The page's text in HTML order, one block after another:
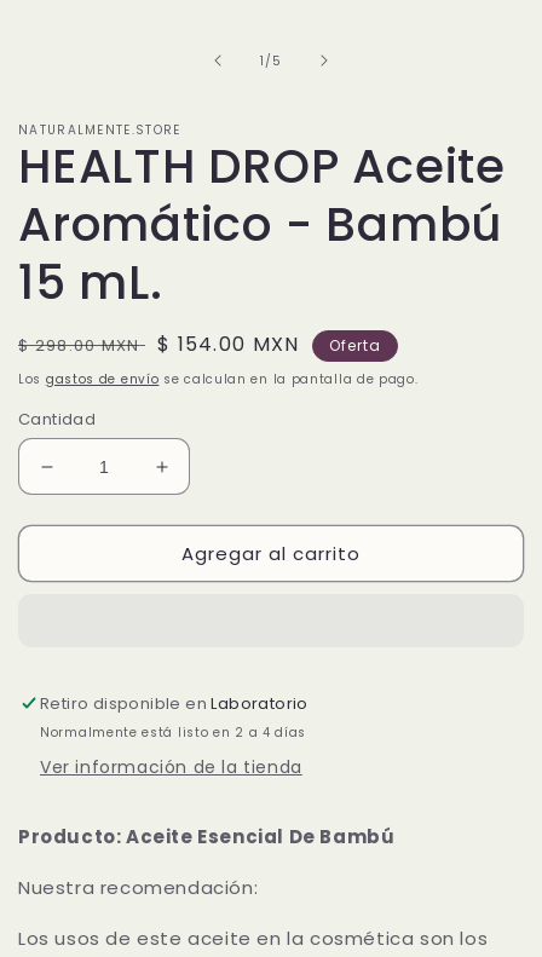
1 /de
5
NATURALMENTE.STORE
HEALTH DROP Aceite
Aromático - Bambú
15 mL.
Precio
habitual
$ 298.00 MXN
Precio
de
$ 154.00 MXN Oferta
Los gastos de envío se calculan en la pantalla de pago.
Cantidad
Reducir
cantidad
para
DROP
15
mL.
Aumentar
cantidad
para
HEALTH
DROP
15
mL.
Agregar al carrito
Retiro disponible enLaboratorio
Normalmente está listo en 2 a 4 días
Ver información de la tienda
Producto: Aceite Esencial De Bambú
Nuestra recomendación:
Los usos de este aceite en la cosmética son los